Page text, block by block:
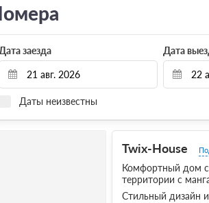
заезда Дата
Даты неизвестны
Twix-House
Комфортный дом с
территории с
Стильный дизайн